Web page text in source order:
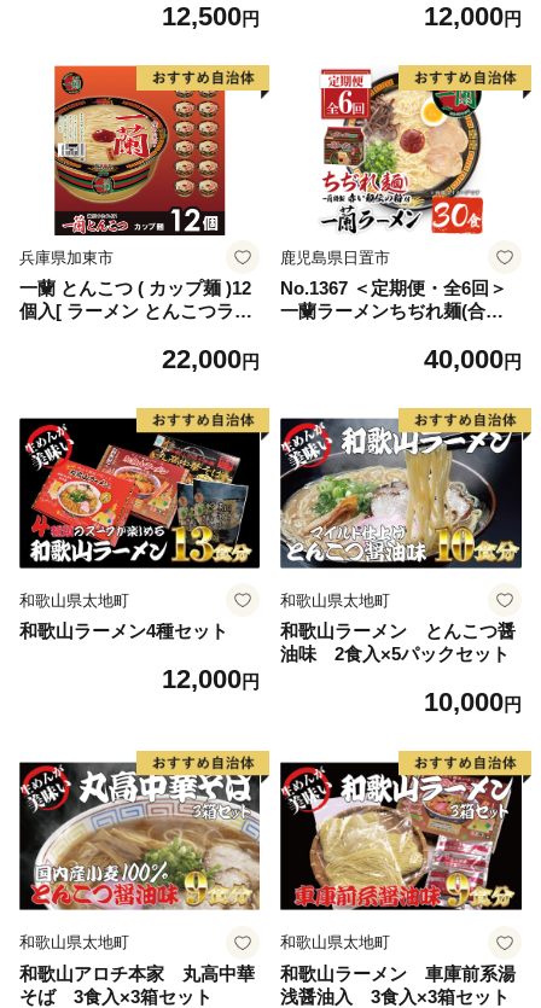
12,500円 12,000円
兵庫県加東市
一蘭 とんこつ ( カップ麺 )12
個入[ ラーメン とんこつラー
メン カップラーメン 時短 即
]
22,000円
鹿児島県日置市
No.1367 ＜定期便・全6回＞
一蘭ラーメンちぢれ麺(合計3
き) 麺 ラーメン 常温 常温保
メン 備蓄 保存食 仕送り 日置
市限定 一蘭 ちぢれ麺【一
蘭】【1099】【1363】【136
4】【1365】【1366】【136
8】
40,000円
和歌山県太地町
和歌山ラーメン4種セット
12,000円
和歌山県太地町
和歌山ラーメン とんこつ醤
油味 2食入×5パックセット
10,000円
和歌山県太地町
和歌山アロチ本家 丸高中華
そば 3食入×3箱セット
和歌山県太地町
和歌山ラーメン 車庫前系湯
浅醤油入 3食入×3箱セット